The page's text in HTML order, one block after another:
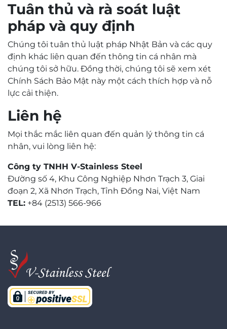
Tuân thủ và rà soát luật
pháp và quy định
Chúng tôi tuân thủ luật pháp Nhật Bản và các quy
định khác liên quan đến thông tin cá nhân mà
chúng tôi sở hữu. Đồng thời, chúng tôi sẽ xem xét
Chính Sách Bảo Mật này một cách thích hợp và nỗ
lực cải thiện.
Liên hệ
Mọi thắc mắc liên quan đến quản lý thông tin cá
nhân, vui lòng liên hệ:
Công ty TNHH V-Stainless Steel
Đường số 4, Khu Công Nghiệp Nhơn Trạch 3, Giai
đoạn 2, Xã Nhơn Trạch, Tỉnh Đồng Nai, Việt Nam
TEL: +84 (2513) 566-966